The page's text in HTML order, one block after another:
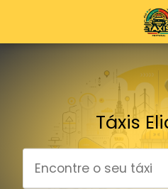
Táxis